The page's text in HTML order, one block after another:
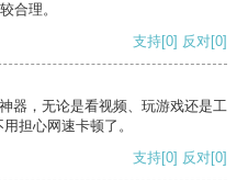
合理。
支持[0] 反对[0]
器，无论是看视频、玩游戏还是工
担心网速卡顿了。
支持[0] 反对[0]